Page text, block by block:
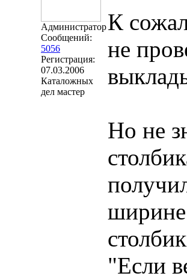
Администратор
Сообщений:
5056
Регистрация:
07.03.2006
Каталожных
дел мастер
К
не
Но не
ширине
"Если